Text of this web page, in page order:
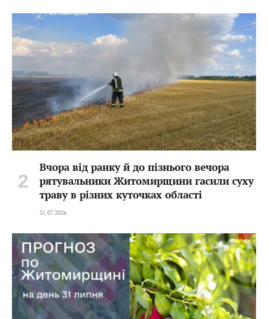
Вчора від ранку й до пізнього вечора
рятувальники Житомирщини гасили суху
траву в різних куточках області
31.07.2026